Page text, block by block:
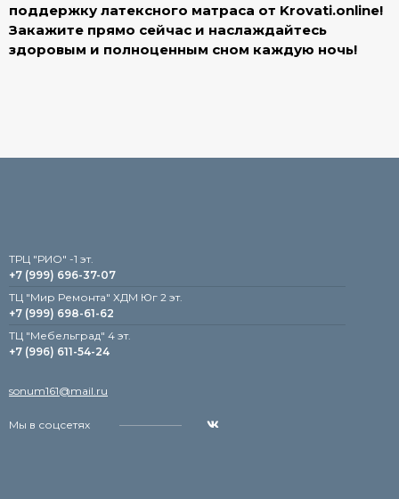
поддержку латексного матраса от Krovati.online!
Закажите прямо сейчас и наслаждайтесь
здоровым и полноценным сном каждую ночь!
TРЦ "РИО" -1 эт.
+7 (999) 696-37-07
ТЦ "Мир Ремонта" ХДМ Юг 2 эт.
+7 (999) 698-61-62
TЦ "Мебельград" 4 эт.
+7 (996) 611-54-24
sonum161@mail.ru
Мы в соцсетях